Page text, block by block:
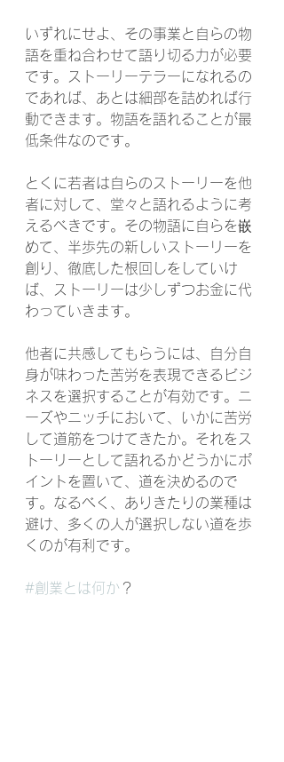
いずれにせよ、その事業と自らの物
語を重ね合わせて語り切る力が必要
です。ストーリーテラーになれるの
であれば、あとは細部を詰めれば行
動できます。物語を語れることが最
低条件なのです。
とくに若者は自らのストーリーを他
者に対して、堂々と語れるように考
えるべきです。その物語に自らを嵌
めて、半歩先の新しいストーリーを
創り、徹底した根回しをしていけ
ば、ストーリーは少しずつお金に代
わっていきます。
他者に共感してもらうには、自分自
身が味わった苦労を表現できるビジ
ネスを選択することが有効です。ニ
ーズやニッチにおいて、いかに苦労
して道筋をつけてきたか。それをス
トーリーとして語れるかどうかにポ
イントを置いて、道を決めるので
す。なるべく、ありきたりの業種は
避け、多くの人が選択しない道を歩
くのが有利です。
#創業とは何か ？